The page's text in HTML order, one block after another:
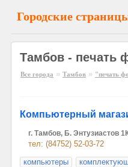
Городские
Тамбов - печать
Все города » Тамбов » "печать
Компьютерный
г. Тамбов, Б. Энтузиастов
тел: (84752) 52-03-72
компьютеры